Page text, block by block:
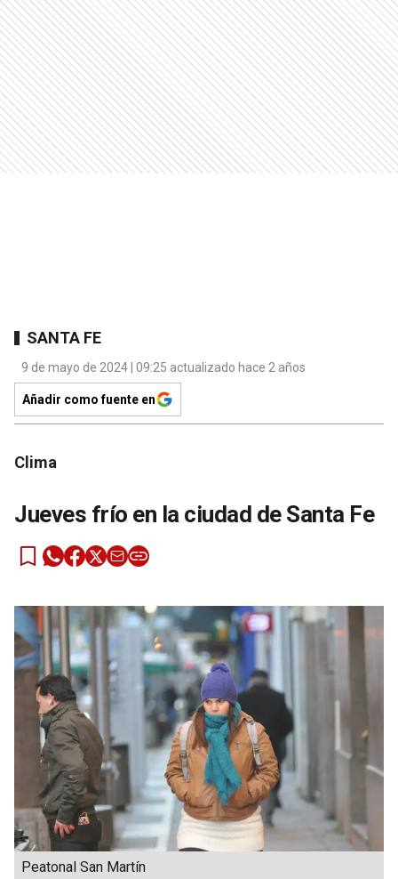
SANTA FE
9 de mayo de 2024 | 09:25 actualizado hace 2 años
Añadir como fuente en
Clima
Jueves frío en la ciudad de Santa Fe
Peatonal San Martín